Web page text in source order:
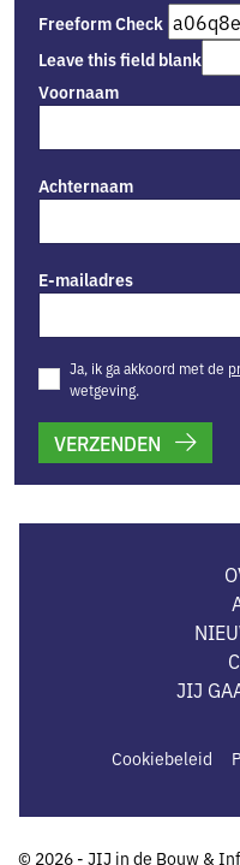
Freeform Check
Leave this field blank
Voornaam
Achternaam
E-mailadres
Ja, ik ga akkoord met de
wetgeving.
VERZENDEN
JIJ
Cookiebeleid
© 2026 - JIJ in de Bouw &